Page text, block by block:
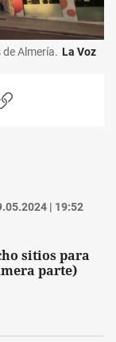
Almería. La Voz
Copiar
| 19:52
sitios para
parte)